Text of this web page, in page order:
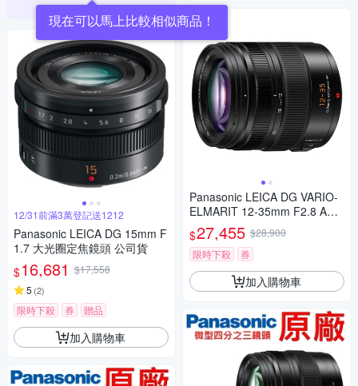
現在可以馬上比較相似商品！
12/31前滿3萬登記送1212
Panasonic LEICA DG 15mm F
1.7 大光圈定焦鏡頭 公司貨
$16,681 $17,558
5 (2)
限時下殺 券 贈品
加入購物車
Panasonic LEICA DG VARIO-
ELMARIT 12-35mm F2.8 ASP
H.POWER O.I.S. 變焦鏡頭 公
司貨 H-ES12035
$27,455 $28,900
限時下殺
券
加入購物車